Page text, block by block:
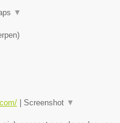
▼
)
Screenshot ▼